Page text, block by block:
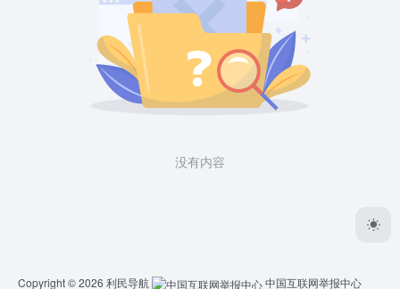
没有内容
Copyright © 2026 利民导航 中国互联网举报中心